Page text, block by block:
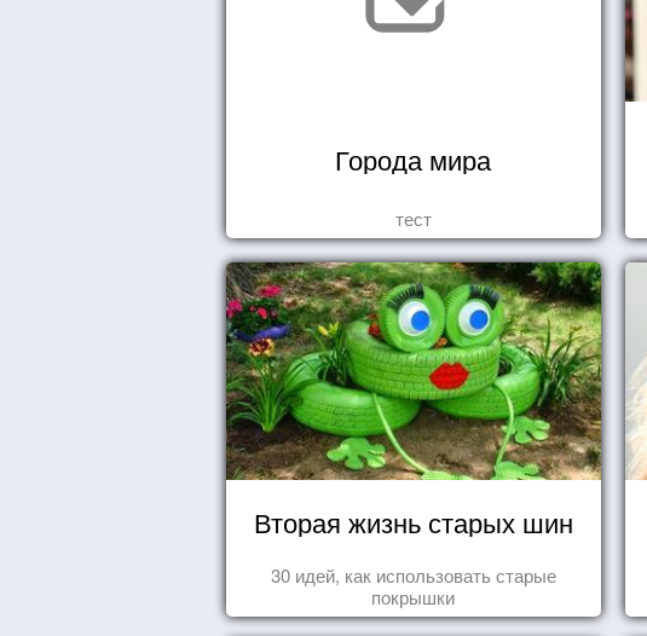
Города мира
тест
Вторая жизнь старых шин
30 идей, как использовать старые
покрышки